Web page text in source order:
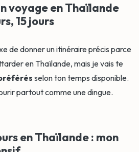
voyage en Thaïlande
15 jours
de donner un itinéraire précis parce
en Thaïlande, mais je vais te
selon ton temps disponible.
partout comme une dingue.
en Thaïlande : mon